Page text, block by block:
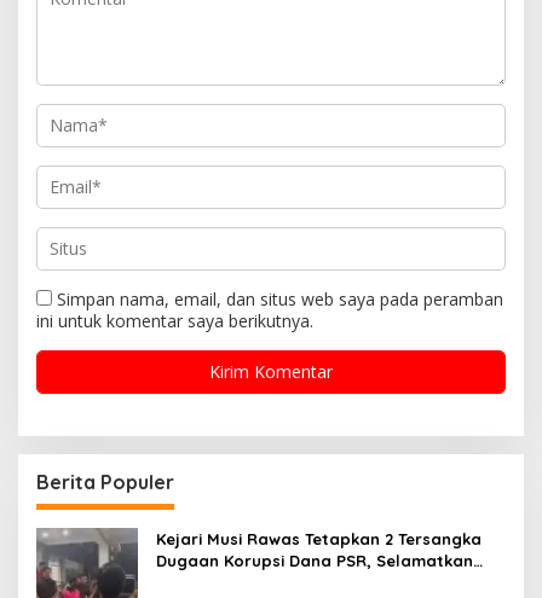
Simpan nama, email, dan situs web saya pada peramban
ini untuk komentar saya berikutnya.
Berita Populer
Kejari Musi Rawas Tetapkan 2 Tersangka
Dugaan Korupsi Dana PSR, Selamatkan